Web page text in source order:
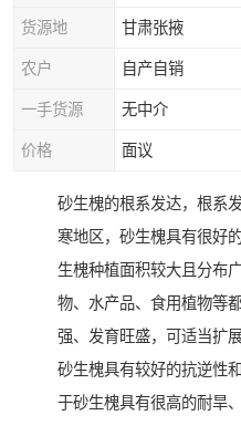
货源地 甘肃张掖
农户 自产自销
一手货源 无中介
价格 面议
砂生槐的根系发达，根系
寒地区，砂生槐具有很好
生槐种植面积较大且分布
物、水产品、食用植物等
强、发育旺盛，可适当扩
砂生槐具有较好的抗逆性
于砂生槐具有很高的耐旱